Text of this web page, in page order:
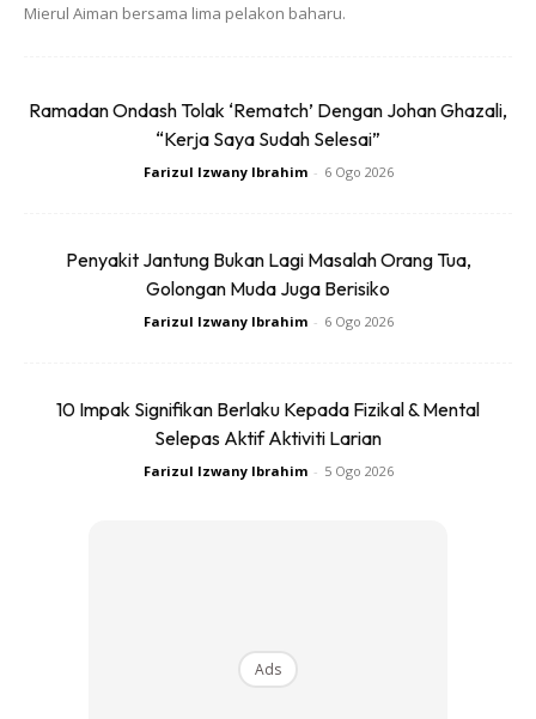
sekaligus membuka peluang untuk lebih banyak perjalanan
keluarga pada masa hadapan.
Sementara itu, pemenang kedua, Encik Mohamad Farees
Rahimi bin Ab Kadir, menerima sebuah Honda CR-V 2.0L
besar buat beliau yang sebelum ini membeli City Hatchback
Mierul Aiman bersama lima pelakon baharu.
Ramadan Ondash Tolak ‘Rematch’ Dengan Johan Ghazali,
“Kerja Saya Sudah Selesai”
Farizul Izwany Ibrahim - 6 Ogo 2026
Penyakit Jantung Bukan Lagi Masalah Orang Tua,
Golongan Muda Juga Berisiko
Farizul Izwany Ibrahim - 6 Ogo 2026
10 Impak Signifikan Berlaku Kepada Fizikal & Mental
Selepas Aktif Aktiviti Larian
Farizul Izwany Ibrahim - 5 Ogo 2026
Ads